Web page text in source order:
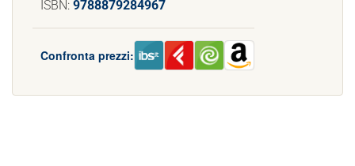
ISBN: 9788879284967
Confronta prezzi: